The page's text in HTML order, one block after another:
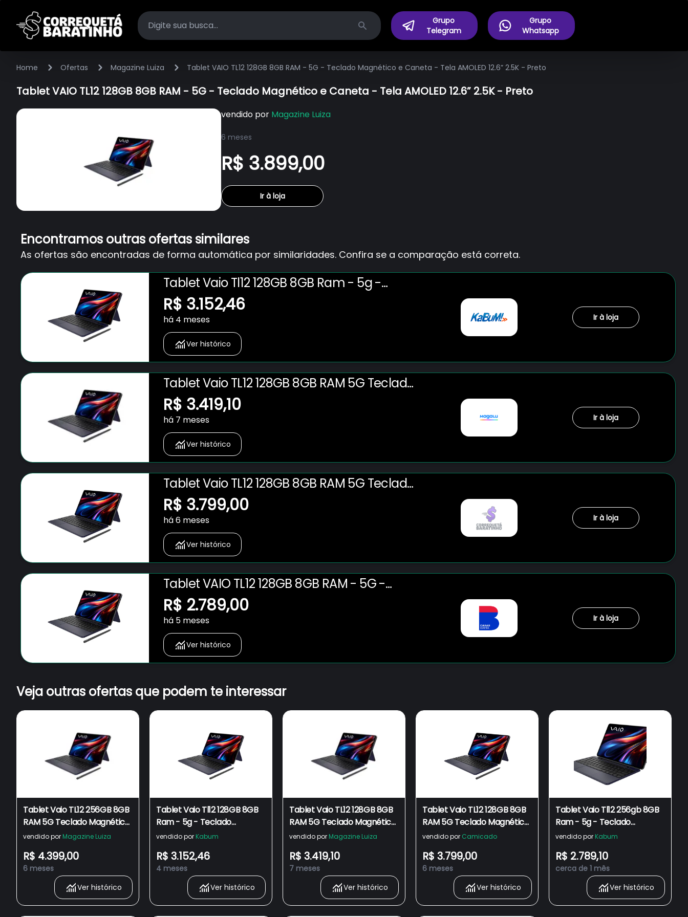
Search
Grupo
Telegram
Grupo
Whatsapp
Home Ofertas Magazine Luiza Tablet VAIO TL12 128GB 8GB RAM - 5G - Teclado Magnético e Caneta - Tela AMOLED 12.6” 2.5K - Preto
Tablet VAIO TL12 128GB 8GB RAM - 5G - Teclado Magnético e Caneta - Tela AMOLED 12.6” 2.5K - Preto
vendido por Magazine Luiza
6 meses
R$ 3.899,00
Ir à loja
Encontramos outras ofertas similares
As ofertas são encontradas de forma automática por similaridades. Confira se a comparação está correta.
Tablet Vaio Tl12 128GB 8GB Ram - 5g -
Teclado Magnético E Caneta - Tela
AmoLED 12.6” 2.5k - Preto
R$ 3.152,46
há 4 meses
Ver histórico
Ir à loja
Tablet Vaio TL12 128GB 8GB RAM 5G Teclado
Magnético E Caneta Tela Amoled 12.6” 2.5K
Preto
R$ 3.419,10
há 7 meses
Ver histórico
Ir à loja
Tablet Vaio TL12 128GB 8GB RAM 5G Teclado
Magnético E Caneta Tela Amoled 12.6” 2.5K
Preto
R$ 3.799,00
há 6 meses
Ver histórico
Ir à loja
Tablet VAIO TL12 128GB 8GB RAM - 5G -
Teclado Magnético e Caneta - Tela
AMOLED 12.6” 2.5K - Preto
R$ 2.789,00
há 5 meses
Ver histórico
Ir à loja
Veja outras ofertas que podem te interessar
Tablet Vaio TL12 256GB 8GB
RAM 5G Teclado Magnético
E Caneta Tela Amoled 12.6”
vendido por Magazine Luiza
R$ 4.399,00
6 meses
Ver histórico
Tablet Vaio Tl12 128GB 8GB
Ram - 5g - Teclado
Magnético E Caneta - Tela
vendido por Kabum
R$ 3.152,46
4 meses
Ver histórico
Tablet Vaio TL12 128GB 8GB
RAM 5G Teclado Magnético
E Caneta Tela Amoled 12.6”
vendido por Magazine Luiza
R$ 3.419,10
7 meses
Ver histórico
Tablet Vaio TL12 128GB 8GB
RAM 5G Teclado Magnético
E Caneta Tela Amoled 12.6”
vendido por Camicado
R$ 3.799,00
6 meses
Ver histórico
Tablet Vaio Tl12 256gb 8GB
Ram - 5g - Teclado
Magnético E Caneta - Tela
vendido por Kabum
R$ 2.789,10
cerca de 1 mês
Ver histórico